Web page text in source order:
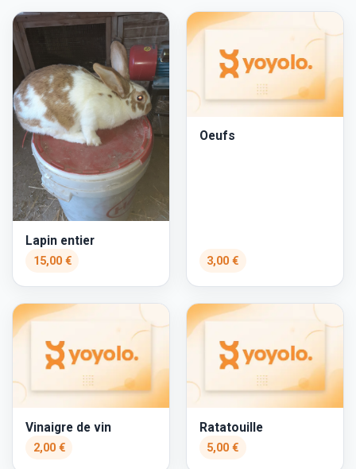
Lapin entier
15,00 €
Oeufs
3,00 €
Vinaigre de vin
2,00 €
Ratatouille
5,00 €